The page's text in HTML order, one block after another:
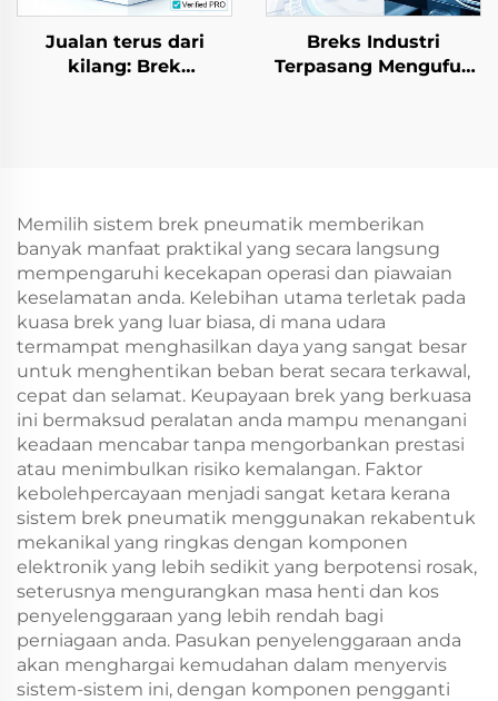
Jualan terus dari
kilang: Brek
Breks Industri
Terpasang Mengufuk
Memilih sistem brek pneumatik memberikan
banyak manfaat praktikal yang secara langsung
mempengaruhi kecekapan operasi dan piawaian
keselamatan anda. Kelebihan utama terletak pada
kuasa brek yang luar biasa, di mana udara
termampat menghasilkan daya yang sangat besar
untuk menghentikan beban berat secara terkawal,
cepat dan selamat. Keupayaan brek yang berkuasa
ini bermaksud peralatan anda mampu menangani
keadaan mencabar tanpa mengorbankan prestasi
atau menimbulkan risiko kemalangan. Faktor
kebolehpercayaan menjadi sangat ketara kerana
sistem brek pneumatik menggunakan rekabentuk
mekanikal yang ringkas dengan komponen
elektronik yang lebih sedikit yang berpotensi rosak,
seterusnya mengurangkan masa henti dan kos
penyelenggaraan yang lebih rendah bagi
perniagaan anda. Pasukan penyelenggaraan anda
akan menghargai kemudahan dalam menyervis
sistem-sistem ini, dengan komponen pengganti